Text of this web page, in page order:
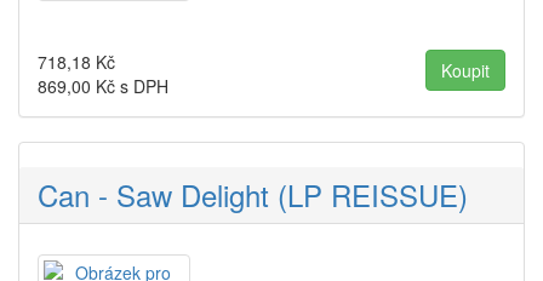
718,18 Kč
869,00 Kč s DPH
Can - Saw Delight (LP REISSUE)